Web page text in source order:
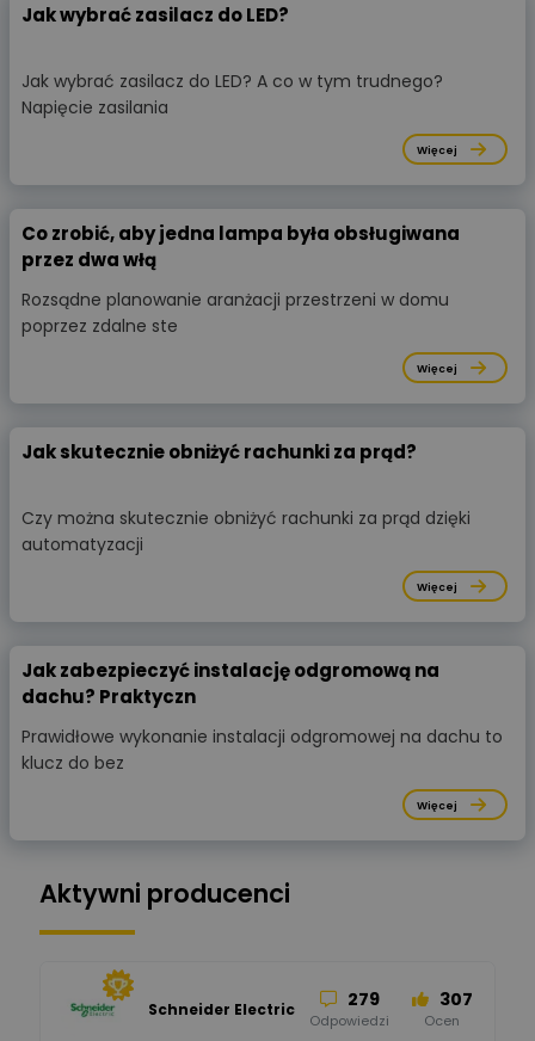
Jak wybrać zasilacz do LED?
Jak wybrać zasilacz do LED? A co w tym trudnego?
Napięcie zasilania
Więcej
Co zrobić, aby jedna lampa była obsługiwana
przez dwa włą
Rozsądne planowanie aranżacji przestrzeni w domu
poprzez zdalne ste
Więcej
Jak skutecznie obniżyć rachunki za prąd?
Czy można skutecznie obniżyć rachunki za prąd dzięki
automatyzacji
Więcej
Jak zabezpieczyć instalację odgromową na
dachu? Praktyczn
Prawidłowe wykonanie instalacji odgromowej na dachu to
klucz do bez
Więcej
Aktywni producenci
Schneider Electric 279
Odpowiedzi
307
Ocen